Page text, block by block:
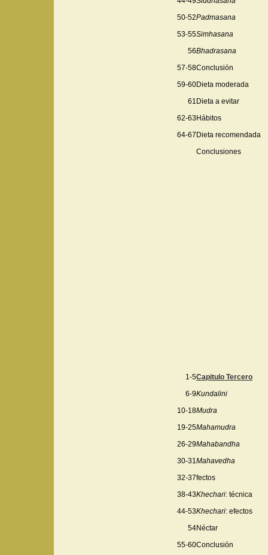
50-52
53-55
56
57-58
59-60
61
62-63
64-67
Padmasana
Simhasana
Bhadrasana
Conclusión
Dieta moderada
Dieta a evitar
Hábitos
Dieta recomendada
Conclusiones
1-5
6-9
10-18
19-25
26-29
30-31
32-37
38-43
44-53
54
55-60
Capitulo Tercero
Kundalini
Mudra
Mahamudra
Mahabandha
Mahavedha
fectos
Khechari: técnica
Khechari: efectos
Néctar
Conclusión